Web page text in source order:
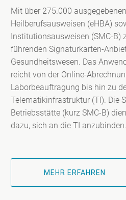
Mit über 275.000
Heilberufsausweisen (eHBA)
Institutionsausweisen (SMC-B)
führenden Signaturkarten-
Gesundheitswesen. Das
reicht von der Online-
Laborbeauftragung bis hin zu
Telematikinfrastruktur (TI). Die
Betriebsstätte (kurz SMC-B)
dazu, sich an die TI anzubinden.
MEHR ERFAHREN